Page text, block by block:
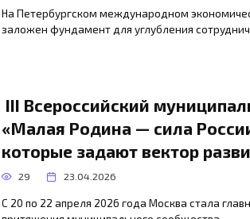
На Петербургском международном
заложен фундамент для углубления
III Всероссийский
«Малая Родина — сила
которые задают вектор
29 23.04.2026
С 20 по 22 апреля 2026 года Москва стала